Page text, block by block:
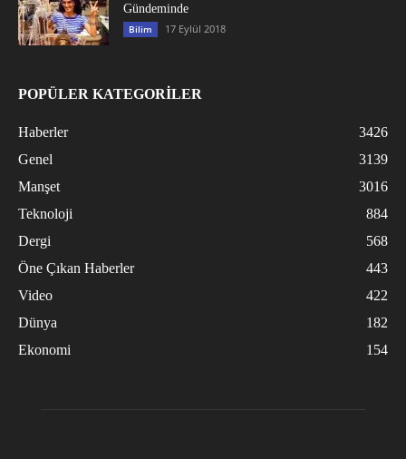
Gündeminde
Bilim 17 Eylül 2018
POPÜLER KATEGORİLER
Haberler
3426
Genel
3139
Manşet
3016
Teknoloji
884
Dergi
568
Öne Çıkan Haberler
443
Video
422
Dünya
182
Ekonomi
154